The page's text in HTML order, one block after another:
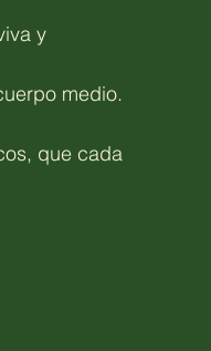
y
medio.
que cada